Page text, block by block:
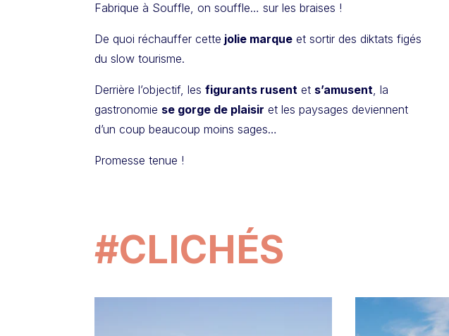
Fabrique à Souffle, on souffle… sur les braises !
De quoi réchauffer cette jolie marque et sortir des diktats figés
du slow tourisme.
Derrière l’objectif, lesfigurants rusent et s’amusent, la
gastronomie se gorge de plaisir et les paysages deviennent
d’un coup beaucoup moins sages…
Promesse tenue !
#CLICHÉS